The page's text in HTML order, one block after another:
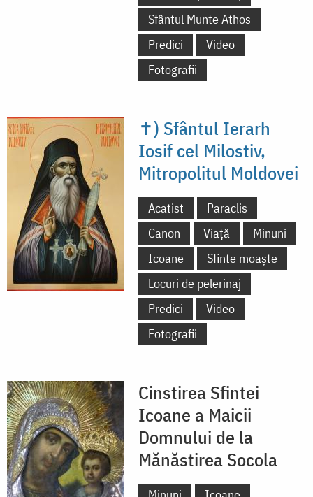
Sfântul Munte Athos
Predici
Video
Fotografii
✝) Sfântul Ierarh
Iosif cel Milostiv,
Mitropolitul Moldovei
Acatist
Paraclis
Canon
Viață
Minuni
Icoane
Sfinte moaște
Locuri de pelerinaj
Predici
Video
Fotografii
Cinstirea Sfintei
Icoane a Maicii
Domnului de la
Mănăstirea Socola